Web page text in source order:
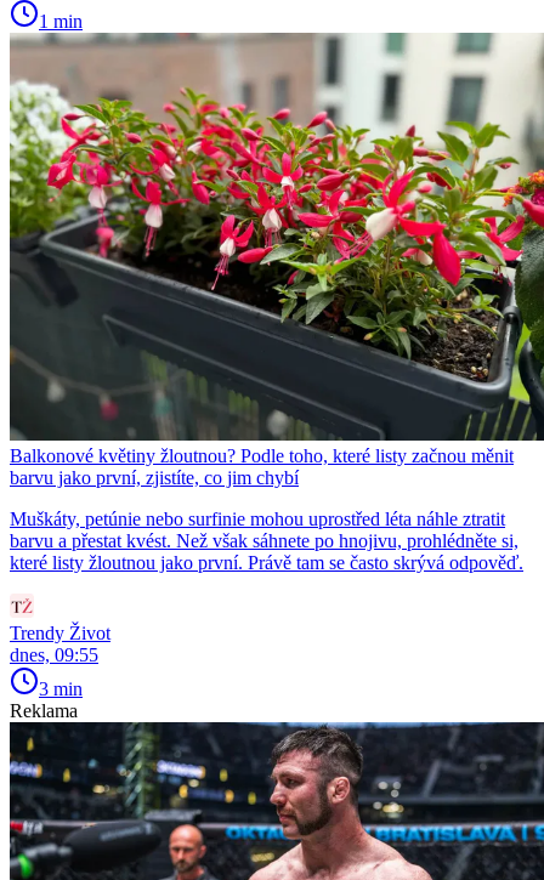
1 min
Balkonové květiny žloutnou? Podle toho, které listy začnou měnit
barvu jako první, zjistíte, co jim chybí
Muškáty, petúnie nebo surfinie mohou uprostřed léta náhle ztratit
barvu a přestat kvést. Než však sáhnete po hnojivu, prohlédněte si,
které listy žloutnou jako první. Právě tam se často skrývá odpověď.
Trendy Život
dnes, 09:55
3 min
Reklama